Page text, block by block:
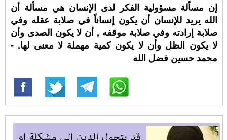
إن مسألة مسؤولية الفكر لدى الإنسان هي مسألة أن
الله يريد للإنسان أن يكون إنساناً في صلابة عقله وفي
صلابة إرادته وفي صلابة موقفه , أن لا يكون الصدى وأن
لا يكون الظل وأن لا يكون كمية مهملة لا معنى لها. -
محمد حسين فضل الله